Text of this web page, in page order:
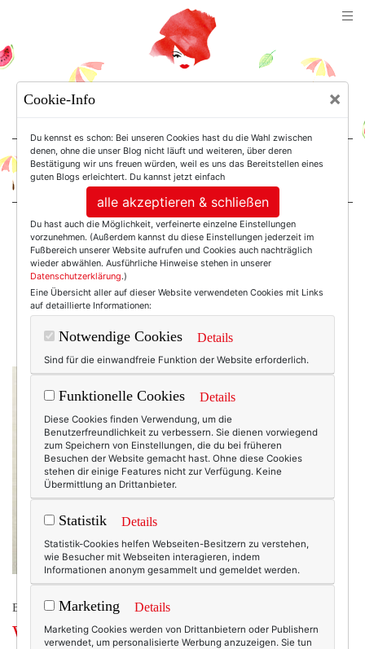
For Women. Not Girls.
Einträge mit dem
Tag: Strickmode
BEAUTY & FASHION
Was auf die Ohren
Cookie-Info ×
Du kennst es schon: Bei unseren Cookies hast du die Wahl zwischen
denen, ohne die unser Blog nicht läuft und weiteren, über deren
Bestätigung wir uns freuen würden, weil es uns das Bereitstellen eines
guten Blogs erleichtert. Du kannst jetzt einfach
alle akzeptieren & schließen
Du hast auch die Möglichkeit, verfeinerte einzelne Einstellungen
vorzunehmen. (Außerdem kannst du diese Einstellungen jederzeit im
Fußbereich unserer Website aufrufen und Cookies auch nachträglich
wieder abwählen. Ausführliche Hinweise stehen in unserer
Datenschutzerklärung.)
Eine Übersicht aller auf dieser Website verwendeten Cookies mit Links
auf detaillierte Informationen:
Notwendige Cookies Details
Sind für die einwandfreie Funktion der Website erforderlich.
Funktionelle Cookies Details
Diese Cookies finden Verwendung, um die
Benutzerfreundlichkeit zu verbessern. Sie dienen vorwiegend
zum Speichern von Einstellungen, die du bei früheren
Besuchen der Website gemacht hast. Ohne diese Cookies
stehen dir einige Features nicht zur Verfügung. Keine
Übermittlung an Drittanbieter.
Statistik Details
Statistik-Cookies helfen Webseiten-Besitzern zu verstehen,
wie Besucher mit Webseiten interagieren, indem
Informationen anonym gesammelt und gemeldet werden.
Marketing Details
Marketing Cookies werden von Drittanbietern oder Publishern
verwendet, um personalisierte Werbung anzuzeigen. Sie tun